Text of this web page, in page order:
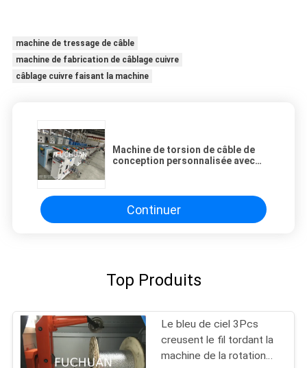
machine de tressage de câble
machine de fabrication de câblage cuivre
câblage cuivre faisant la machine
Machine de torsion de câble de
conception personnalisée avec
Continuer
Top Produits
Le bleu de ciel 3Pcs
creusent le fil tordant la
machine de la rotation